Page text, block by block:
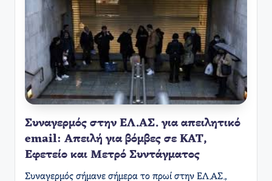
Συναγερμός στην ΕΛ.ΑΣ. για απειλητικό
email: Απειλή για βόμβες σε ΚΑΤ,
Εφετείο και Μετρό Συντάγματος
Συναγερμός σήμανε σήμερα το πρωί στην ΕΛ.ΑΣ.,